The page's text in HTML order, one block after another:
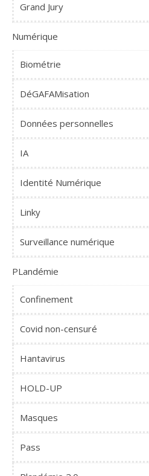
Grand Jury
Numérique
Biométrie
DéGAFAMisation
Données personnelles
IA
Identité Numérique
Linky
Surveillance numérique
PLandémie
Confinement
Covid non-censuré
Hantavirus
HOLD-UP
Masques
Pass